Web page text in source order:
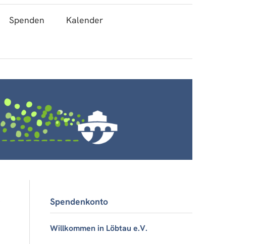
Spenden
Kalender
Spendenkonto
Willkommen in Löbtau e.V.